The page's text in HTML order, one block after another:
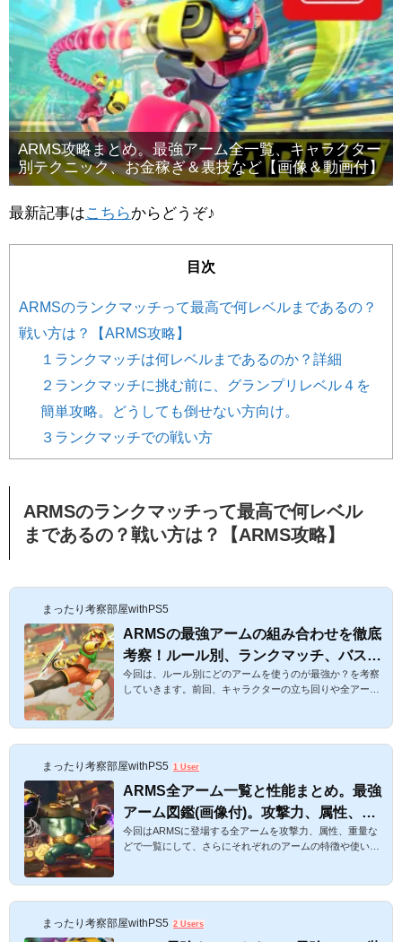
ARMS攻略まとめ。最強アーム全一覧、キャラクター
別テクニック、お金稼ぎ＆裏技など【画像＆動画付】
最新記事はこちらからどうぞ♪
目次
ARMSのランクマッチって最高で何レベルまであるの？
戦い方は？【ARMS攻略】
１ランクマッチは何レベルまであるのか？詳細
２ランクマッチに挑む前に、グランプリレベル４を
簡単攻略。どうしても倒せない方向け。
３ランクマッチでの戦い方
ARMSのランクマッチって最高で何レベル
まであるの？戦い方は？【ARMS攻略】
まったり考察部屋withPS5
ARMSの最強アームの組み合わせを徹底
考察！ルール別、ランクマッチ、バス
ケ、バレー、多人数戦ではどれが強いの
か？【ARMS攻略】
今回は、ルール別にどのアームを使うのが最強か？を考察
していきます。前回、キャラクターの立ち回りや全アーム
ー、多人数戦ではどれが強いのか？【ARMS攻略】スポン
ついて。ステージごとにアームの適性やキャラクターによ
ってアームの最強は違う、と...
まったり考察部屋withPS5 1 User
ARMS全アーム一覧と性能まとめ。最強
アーム図鑑(画像付)。攻撃力、属性、ル
ール別オススメも【ARMS攻略】
今回はARMSに登場する全アームを攻撃力、属性、重量な
どで一覧にして、さらにそれぞれのアームの特徴や使い方
一覧と性能まとめ。攻撃力、属性、ルール別最強アーム図
まったり考察部屋withPS5 2 Users